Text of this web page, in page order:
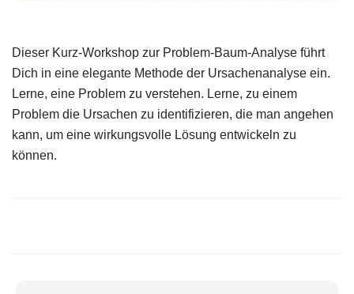
Dieser Kurz-Workshop zur Problem-Baum-Analyse führt
Dich in eine elegante Methode der Ursachenanalyse ein.
Lerne, eine Problem zu verstehen. Lerne, zu einem
Problem die Ursachen zu identifizieren, die man angehen
kann, um eine wirkungsvolle Lösung entwickeln zu
können.